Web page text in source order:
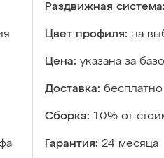
Раздвижная система:
Цвет профиля: на
Цена: указана за
Доставка: бесплатно
Сборка: 10% от
Гарантия: 24 месяца